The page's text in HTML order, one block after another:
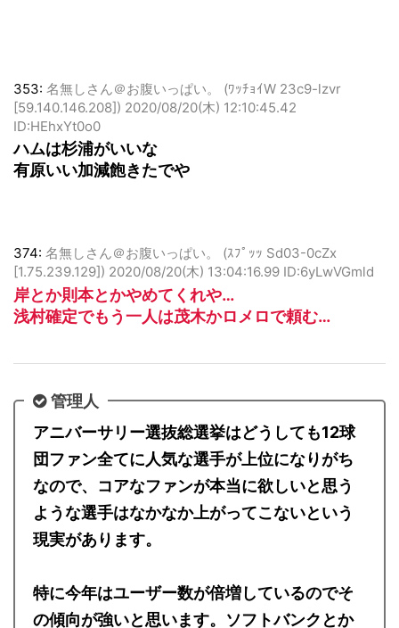
353:名無しさん＠お腹いっぱい。 (ﾜｯﾁｮｲW 23c9-lzvr
[59.140.146.208])
ID:HEhxYt0o0
ハムは杉浦がいいな
374:名無しさん＠お腹いっぱい。 (ｽﾌﾟｯｯ Sd03-0cZx
[1.75.239.129]) 2020/08/20(木) 13:04:16.99 ID:6yLwVGmld
岸とか則本とかやめてくれや…
アニバーサリー選抜総選挙はどうしても12球
団ファン全てに人気な選手が上位になりがち
なので、コアなファンが本当に欲しいと思う
ような選手はなかなか上がってこないという
特に今年はユーザー数が倍増しているのでそ